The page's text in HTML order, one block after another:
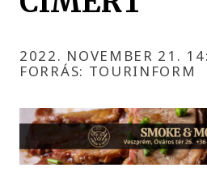
2022. NOVEMBER 21.
FORRÁS: TOURINFORM